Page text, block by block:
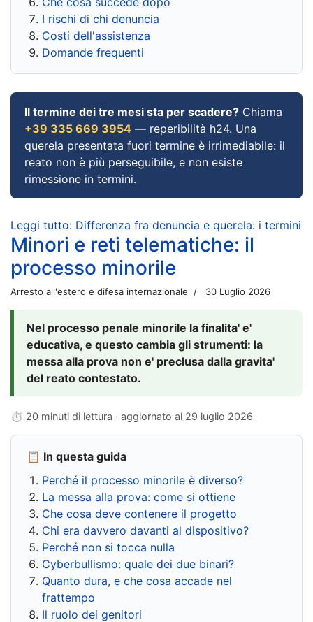
I rischi di chi denuncia
Costi dell'assistenza
Domande frequenti
Il termine dei tre mesi sta per scadere? Chiama
+39 335 669 3954 — reperibilità h24. Una
querela presentata fuori termine è irrimediabile: il
reato non è più perseguibile, e non esiste
rimessione in termini.
Leggi tutto: Differenza fra denuncia e querela: i termini
Minori e reti telematiche: il
processo minorile
Arresto all'estero e difesa internazionale 30 Luglio 2026
Nel processo penale minorile la finalita' e'
educativa, e questo cambia gli strumenti: la
messa alla prova non e' preclusa dalla gravita'
del reato contestato.
⏱ 20 minuti di lettura · aggiornato al 29 luglio 2026
📋 In questa guida
Perché il processo minorile è diverso?
La messa alla prova: come si ottiene
Che cosa deve contenere il progetto
Chi era davvero davanti al dispositivo?
Perché non si tocca nulla
Cyberbullismo: quale dei due binari?
Quanto dura, e che cosa accade nel
frattempo
Il ruolo dei genitori